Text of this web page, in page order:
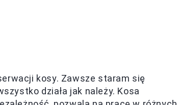
kosy. Zawsze staram się
działa jak należy. Kosa